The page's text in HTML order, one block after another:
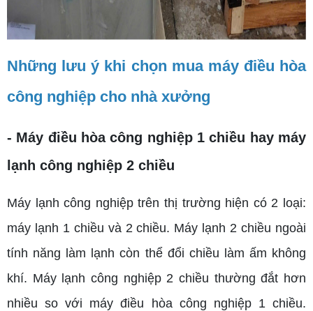
Những lưu ý khi chọn mua máy điều hòa
công nghiệp cho nhà xưởng
- Máy điều hòa công nghiệp 1 chiều hay máy
lạnh công nghiệp 2 chiều
Máy lạnh công nghiệp trên thị trường hiện có 2 loại:
máy lạnh 1 chiều và 2 chiều. Máy lạnh 2 chiều ngoài
tính năng làm lạnh còn thể đổi chiều làm ấm không
khí. Máy lạnh công nghiệp 2 chiều thường đắt hơn
nhiều so với máy điều hòa công nghiệp 1 chiều.